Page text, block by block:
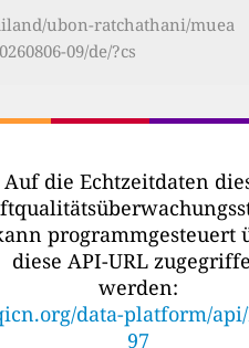
ubon-ratchathani/muea
09/de/?cs
Auf die Echtzeitdaten
programmgesteuert
diese API-URL
werden:
data-platform/
97